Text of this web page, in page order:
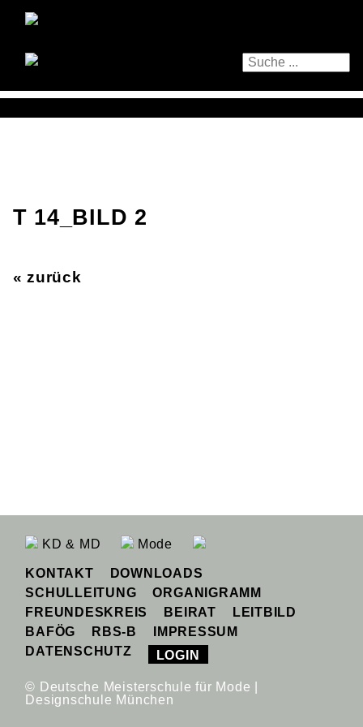
T 14_BILD 2
« zurück
KD & MD Mode
KONTAKT
DOWNLOADS
SCHULLEITUNG
ORGANIGRAMM
FREUNDESKREIS
BEIRAT
LEITBILD
BAFÖG
RBS-B
IMPRESSUM
DATENSCHUTZ
LOGIN
© Deutsche Meisterschule für Mode |
Designschule München